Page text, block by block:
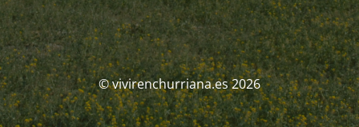
© vivirenchurriana.es 2026